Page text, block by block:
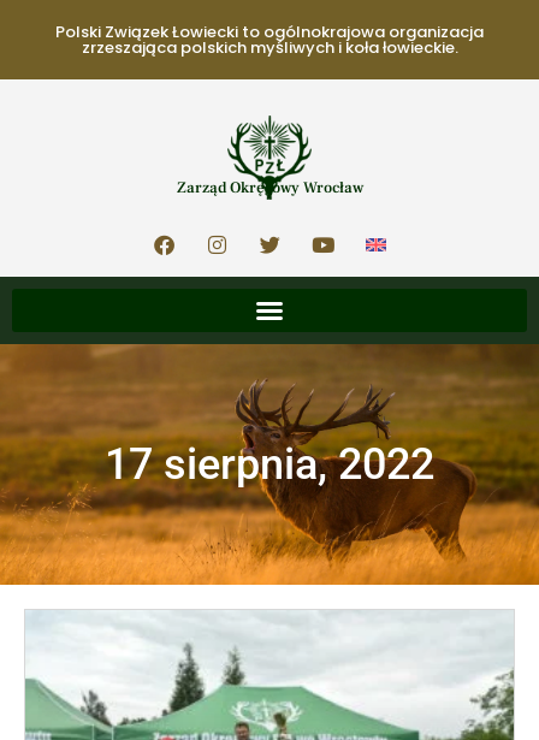
Polski Związek Łowiecki to ogólnokrajowa organizacja
zrzeszająca polskich myśliwych i koła łowieckie.
Zarząd Okręgowy Wrocław
17 sierpnia, 2022